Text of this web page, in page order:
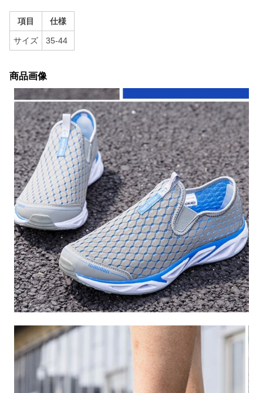
項目 仕様
サイズ 35-44
商品画像